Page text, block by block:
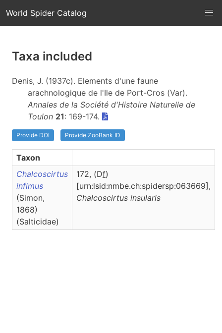
World Spider Catalog
Taxa included
Denis, J. (1937c). Elements d'une faune
arachnologique de l'Ile de Port-Cros (Var).
Annales de la Société d'Histoire Naturelle de
Toulon 21: 169-174.
Provide DOI Provide ZooBank ID
Taxon
Chalcoscirtus
infimus
(Simon,
1868)
(Salticidae)
172, (Df)
[urn:lsid:nmbe.ch:spidersp:063669],
Chalcoscirtus insularis